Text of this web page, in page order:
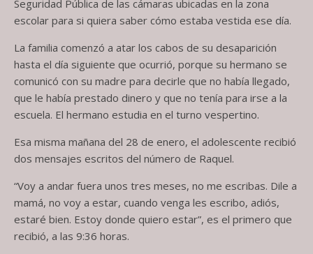
Seguridad Pública de las cámaras ubicadas en la zona
escolar para si quiera saber cómo estaba vestida ese día.
La familia comenzó a atar los cabos de su desaparición
hasta el día siguiente que ocurrió, porque su hermano se
comunicó con su madre para decirle que no había llegado,
que le había prestado dinero y que no tenía para irse a la
escuela. El hermano estudia en el turno vespertino.
Esa misma mañana del 28 de enero, el adolescente recibió
dos mensajes escritos del número de Raquel.
“Voy a andar fuera unos tres meses, no me escribas. Dile a
mamá, no voy a estar, cuando venga les escribo, adiós,
estaré bien. Estoy donde quiero estar”, es el primero que
recibió, a las 9:36 horas.